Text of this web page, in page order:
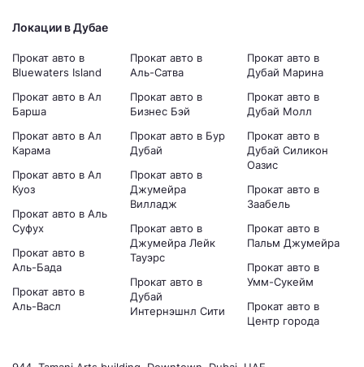
Локации в Дубае
Прокат авто в
Bluewaters Island
Прокат авто в Ал
Барша
Прокат авто в Ал
Карама
Прокат авто в Ал
Куоз
Прокат авто в Аль
Суфух
Прокат авто в
Аль-Бада
Прокат авто в
Аль-Васл
Прокат авто в
Аль-Сатва
Прокат авто в
Бизнес Бэй
Прокат авто в Бур
Дубай
Прокат авто в
Джумейра
Вилладж
Прокат авто в
Джумейра Лейк
Тауэрс
Прокат авто в
Дубай
Интернэшнл Сити
Прокат авто в
Дубай Марина
Прокат авто в
Дубай Молл
Прокат авто в
Дубай Силикон
Оазис
Прокат авто в
Заабель
Прокат авто в
Пальм Джумейра
Прокат авто в
Умм-Сукейм
Прокат авто в
Центр города